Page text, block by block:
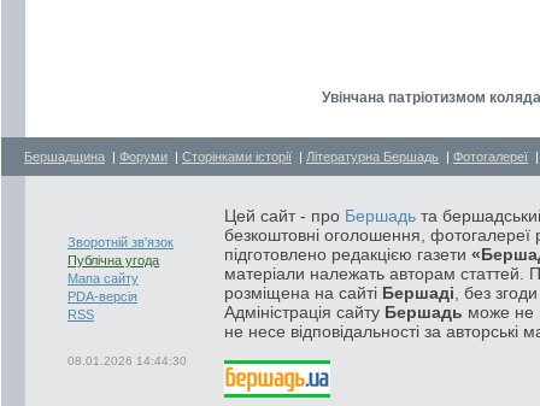
Увінчана патріотизмом
Бершадщина | Форуми | Сторінками історії | Літературна Бершадь | Фотогалереї
Зворотній зв'язок
Публічна угода
Мапа сайту
PDA-версія
RSS
08.01.2026 14:44:30
Цей сайт - про Бершадь та
безкоштовні оголошення, фотогалереї
підготовлено редакцією газети
матеріали належать авторам статтей.
розміщена на сайті Бершаді , без
Адміністрація сайту Бершадь може не
не несе відповідальності за авторські